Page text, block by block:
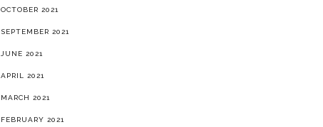
OCTOBER 2021
SEPTEMBER 2021
JUNE 2021
APRIL 2021
MARCH 2021
FEBRUARY 2021